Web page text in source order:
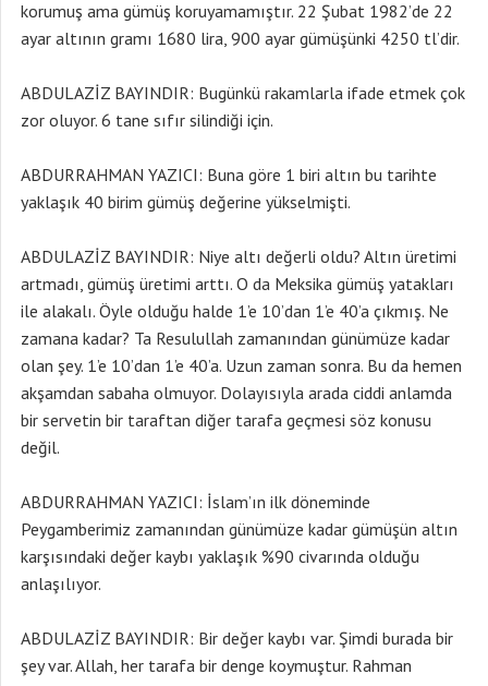
korumuş ama gümüş koruyamamıştır. 22 Şubat 1982’de 22
ayar altının gramı 1680 lira, 900 ayar gümüşünki 4250 tl’dir.
ABDULAZİZ BAYINDIR: Bugünkü rakamlarla ifade etmek çok
zor oluyor. 6 tane sıfır silindiği için.
ABDURRAHMAN YAZICI: Buna göre 1 biri altın bu tarihte
yaklaşık 40 birim gümüş değerine yükselmişti.
ABDULAZİZ BAYINDIR: Niye altı değerli oldu? Altın üretimi
artmadı, gümüş üretimi arttı. O da Meksika gümüş yatakları
ile alakalı. Öyle olduğu halde 1’e 10’dan 1’e 40’a çıkmış. Ne
zamana kadar? Ta Resulullah zamanından günümüze kadar
olan şey. 1’e 10’dan 1’e 40’a. Uzun zaman sonra. Bu da hemen
akşamdan sabaha olmuyor. Dolayısıyla arada ciddi anlamda
bir servetin bir taraftan diğer tarafa geçmesi söz konusu
değil.
ABDURRAHMAN YAZICI: İslam’ın ilk döneminde
Peygamberimiz zamanından günümüze kadar gümüşün altın
karşısındaki değer kaybı yaklaşık %90 civarında olduğu
anlaşılıyor.
ABDULAZİZ BAYINDIR: Bir değer kaybı var. Şimdi burada bir
şey var. Allah, her tarafa bir denge koymuştur. Rahman